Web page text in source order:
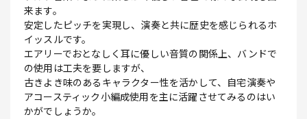
来ます。
安定したピッチを実現し、演奏と共に歴史を感じられるホ
イッスルです。
エアリーでおとなしく耳に優しい音質の関係上、バンドで
の使用は工夫を要しますが、
古きよき味のあるキャラクター性を活かして、自宅演奏や
アコースティック小編成使用を主に活躍させてみるのはい
かがでしょうか。